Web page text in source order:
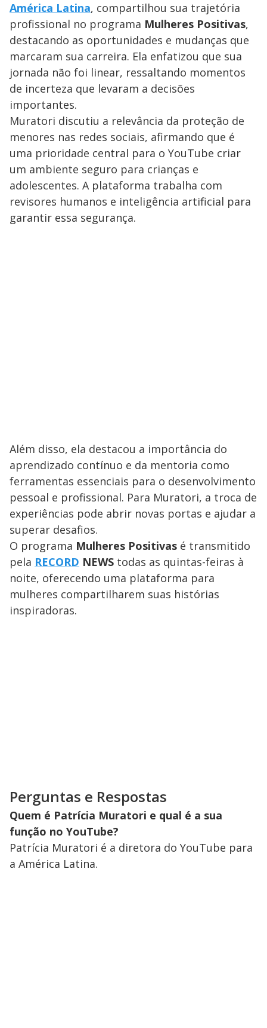
América Latina, compartilhou sua trajetória
profissional no programa Mulheres Positivas,
destacando as oportunidades e mudanças que
marcaram sua carreira. Ela enfatizou que sua
jornada não foi linear, ressaltando momentos
de incerteza que levaram a decisões
importantes.
Muratori discutiu a relevância da proteção de
menores nas redes sociais, afirmando que é
uma prioridade central para o YouTube criar
um ambiente seguro para crianças e
adolescentes. A plataforma trabalha com
revisores humanos e inteligência artificial para
garantir essa segurança.
Além disso, ela destacou a importância do
aprendizado contínuo e da mentoria como
ferramentas essenciais para o desenvolvimento
pessoal e profissional. Para Muratori, a troca de
experiências pode abrir novas portas e ajudar a
superar desafios.
O programa Mulheres Positivas é transmitido
pela RECORD NEWS todas as quintas-feiras à
noite, oferecendo uma plataforma para
mulheres compartilharem suas histórias
inspiradoras.
Perguntas e Respostas
Quem é Patrícia Muratori e qual é a sua
função no YouTube?
Patrícia Muratori é a diretora do YouTube para
a América Latina.